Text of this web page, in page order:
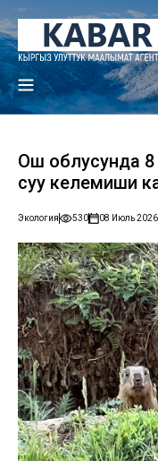
Ош облусунда
суу келемиши
Экология 530 08 Июль 2026